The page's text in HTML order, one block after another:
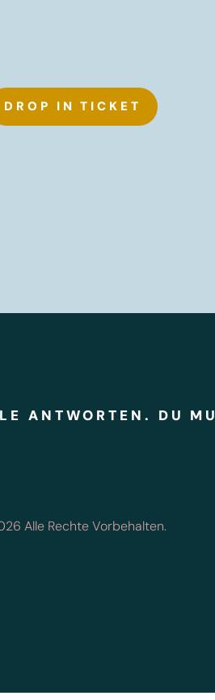
DROP IN TICKET
ANTWORTEN. DU
Alle Rechte Vorbehalten.